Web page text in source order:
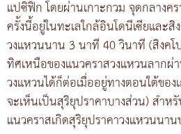
แปซิฟิก โดยผ่านเกาะกวม จุดกลางค
ครั้งนี้อยู่ในทะเลใกล้อินโดนีเซียและ
วงแหวนนาน 3 นาที 40 วินาที (สิงค
ทิศเหนือของแนวคราสวงแหวนลากผ่
วงแหวนได้ก็ต่อเมื่ออยู่ทางตอนใต้ขอ
จะเห็นเป็นสุริยุปราคาบางส่วน) สำ
แนวคราสเกิดสุริยุปราคาวงแหวนน